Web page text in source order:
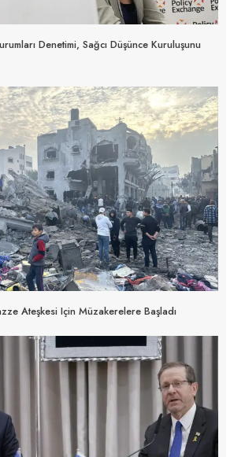
Denetimi, Sağcı Düşünce Kuruluşunu
Ateşkesi Için Müzakerelere Başladı